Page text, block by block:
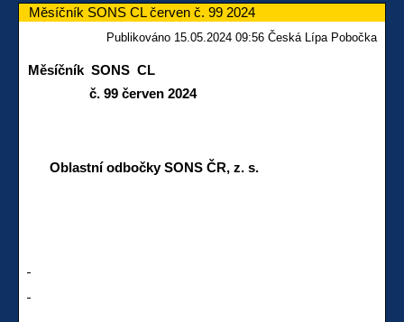
Měsíčník SONS CL červen č. 99 2024
Publikováno 15.05.2024 09:56 Česká Lípa Pobočka
Měsíčník SONS CL
č. 99 červen 2024
Oblastní odbočky SONS ČR, z. s.